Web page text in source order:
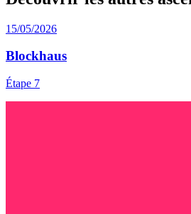
15/05/2026
Blockhaus
Étape 7